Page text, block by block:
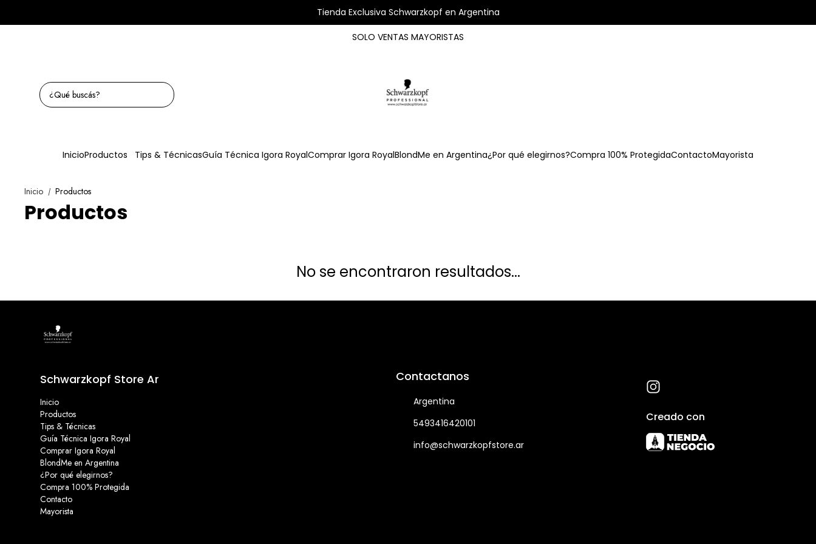
Tienda Exclusiva Schwarzkopf en Argentina
SOLO VENTAS MAYORISTAS
InicioProductos Tips & TécnicasGuía Técnica Igora RoyalComprar Igora RoyalBlondMe en Argentina¿Por qué elegirnos?Compra 100% ProtegidaContactoMayorista
Inicio / Productos
Productos
No se encontraron resultados...
Schwarzkopf Store Ar
Inicio
Productos
Tips & Técnicas
Guía Técnica Igora Royal
Comprar Igora Royal
BlondMe en Argentina
¿Por qué elegirnos?
Compra 100% Protegida
Contacto
Mayorista
Contactanos
Argentina
5493416420101
info@schwarzkopfstore.ar
Creado con